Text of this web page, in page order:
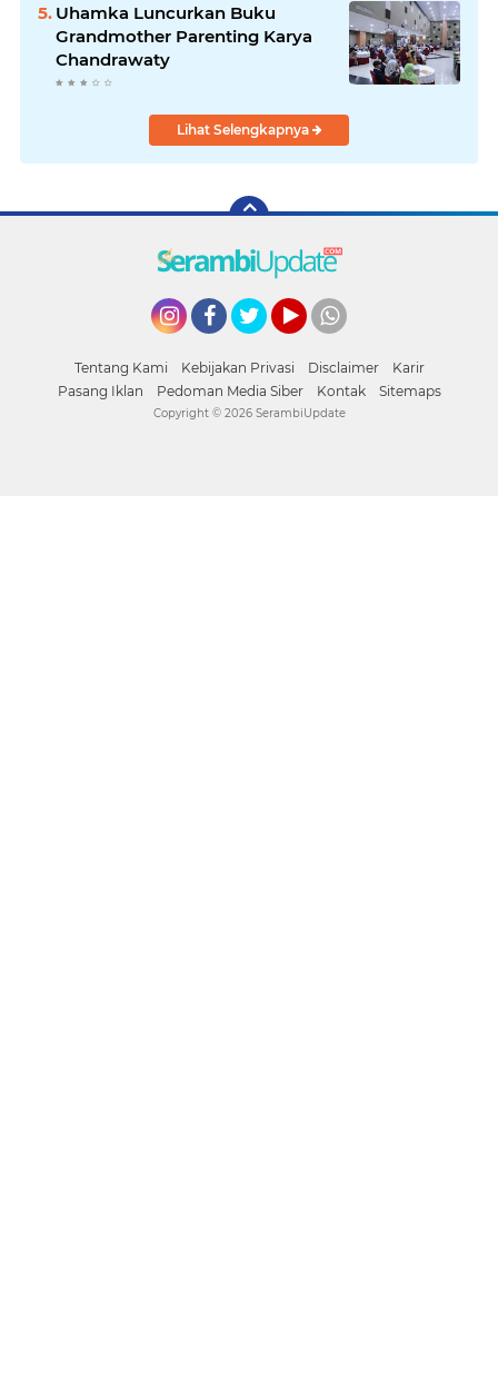
Uhamka Luncurkan Buku
Grandmother Parenting Karya
Chandrawaty
Lihat Selengkapnya
Tentang Kami Kebijakan Privasi Disclaimer
Karir
Pasang Iklan
Pedoman Media Siber Kontak Sitemaps
Copyright © 2026 SerambiUpdate